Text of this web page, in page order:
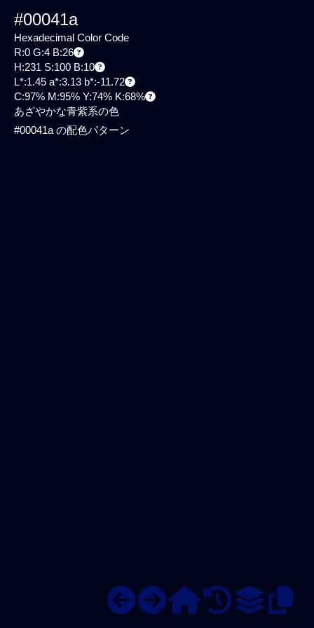
#00041a
Hexadecimal Color Code
R:0 G:4 B:26
H:231 S:100 B:10
L*:1.45 a*:3.13 b*:-11.72
C:97% M:95% Y:74% K:68%
あざやかな青紫系の色
#00041a の配色パターン